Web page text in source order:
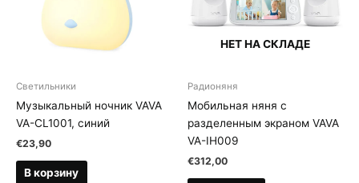
Светильники
Музыкальный ночник VAVA
VA-CL1001, синий
€23,90
В корзину
НЕТ НА СКЛАДЕ
Радионяня
Мобильная няня с
разделенным экраном VAVA
VA-IH009
€312,00